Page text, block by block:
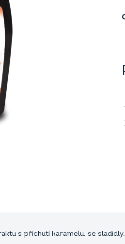
s příchutí karamelu, se